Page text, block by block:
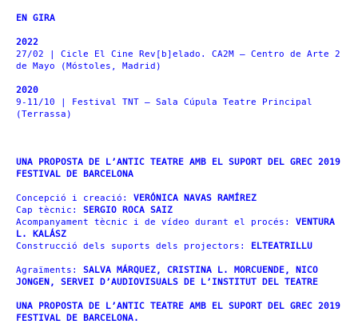
EN GIRA
2022
27/02 | Cicle El Cine Rev[b]elado. CA2M – Centro de Arte 2
de Mayo (Móstoles, Madrid)
2020
9-11/10 | Festival TNT – Sala Cúpula Teatre Principal
(Terrassa)
UNA PROPOSTA DE L’ANTIC TEATRE AMB EL SUPORT DEL GREC 2019
FESTIVAL DE BARCELONA
Concepció i creació: VERÓNICA NAVAS RAMÍREZ
Cap tècnic: SERGIO ROCA SAIZ
Acompanyament tècnic i de vídeo durant el procés: VENTURA
L. KALÁSZ
Construcció dels suports dels projectors: ELTEATRILLU
Agraïments: SALVA MÁRQUEZ, CRISTINA L. MORCUENDE, NICO
JONGEN, SERVEI D’AUDIOVISUALS DE L’INSTITUT DEL TEATRE
UNA PROPOSTA DE L’ANTIC TEATRE AMB EL SUPORT DEL GREC 2019
FESTIVAL DE BARCELONA.